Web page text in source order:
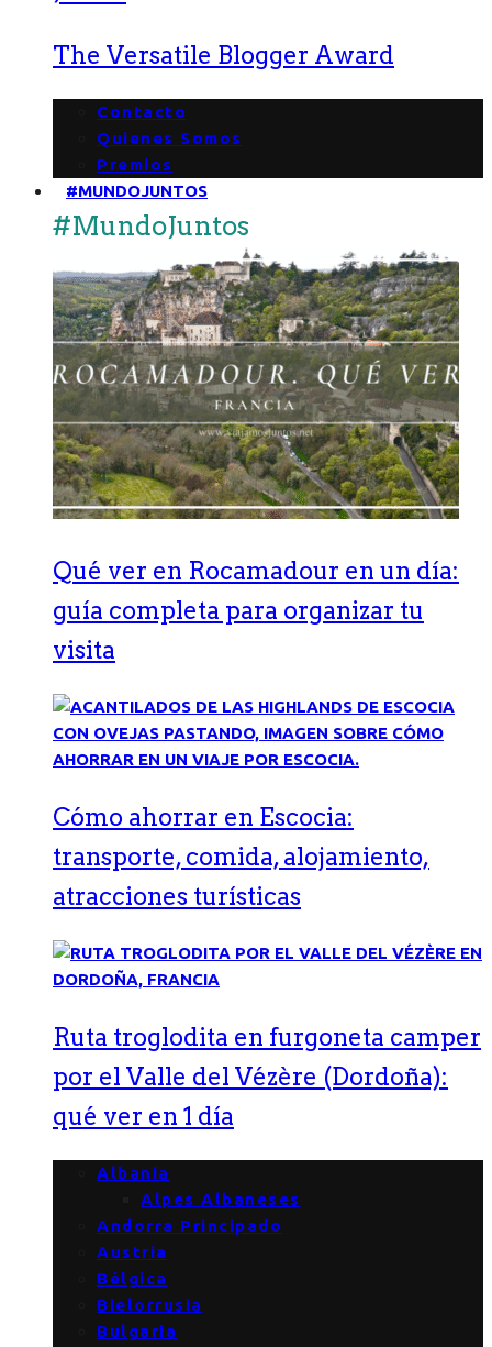
The Versatile Blogger Award
Contacto
Quienes Somos
Premios
#MUNDOJUNTOS
#MundoJuntos
Qué ver en Rocamadour en un día:
guía completa para organizar tu
visita
Cómo ahorrar en Escocia:
transporte, comida, alojamiento,
atracciones turísticas
Ruta troglodita en furgoneta camper
por el Valle del Vézère (Dordoña):
qué ver en 1 día
Albania
Alpes Albaneses
Andorra Principado
Austria
Bélgica
Bielorrusia
Bulgaria